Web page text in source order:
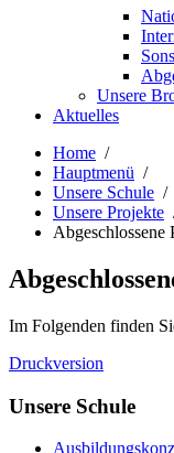
Unsere
Aktuelles
Home /
Hauptmenü /
Unsere Schule /
Unsere Projekte
Im Folgenden finden
Druckversion
Unsere Schule